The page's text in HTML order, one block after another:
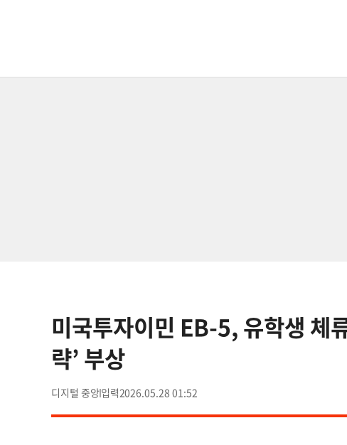
미국투자이민 EB-5, 유학생 체
략’ 부상
디지털 중앙 2026.05.28 01:52